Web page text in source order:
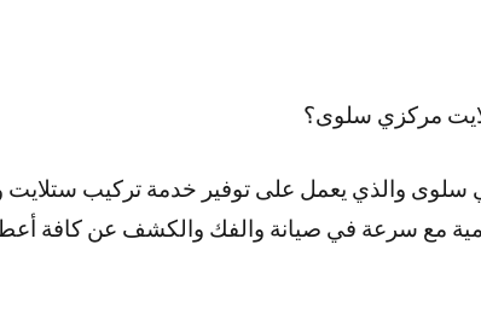
مركزي سلوى؟
والذي يعمل على توفير خدمة تركيب ستلايت
مع سرعة في صيانة والفك والكشف عن كافة